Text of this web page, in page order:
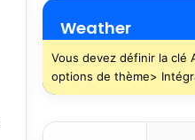
Weather
Vous devez définir la clé
options de thème>